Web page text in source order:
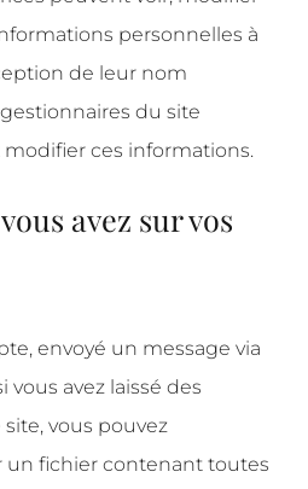
personnelles à
de leur nom
gestionnaires du site
ces informations.
avez sur vos
envoyé un message via
avez laissé des
vous pouvez
un fichier contenant toutes